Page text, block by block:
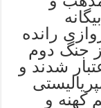
رانده
جنگ دوم
شدند و
کهنه و